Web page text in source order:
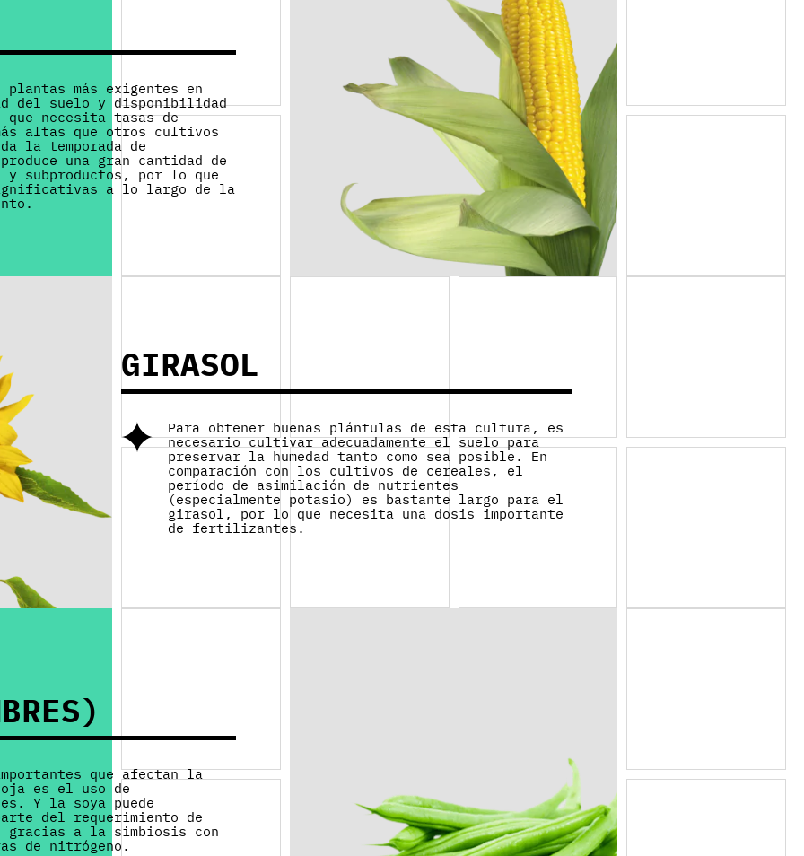
más exigentes en
del suelo y disponibilidad
necesita tasas de
altas que otros cultivos
la temporada de
una gran cantidad de
subproductos, por lo que
a lo largo de la
GIRASOL
Para obtener buenas plántulas de esta cultura, es
necesario cultivar adecuadamente el suelo para
preservar la humedad tanto como sea posible. En
comparación con los cultivos de cereales, el
período de asimilación de nutrientes
(especialmente potasio) es bastante largo para el
girasol, por lo que necesita una dosis importante
de fertilizantes.
que afectan la
es el uso de
Y la soya puede
del requerimiento de
gracias a la simbiosis con
de nitrógeno.